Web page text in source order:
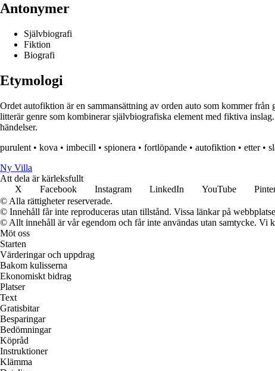
Antonymer
Självbiografi
Fiktion
Biografi
Etymologi
Ordet autofiktion är en sammansättning av orden auto som kommer
litterär genre som kombinerar självbiografiska element med fiktiva
händelser.
purulent • kova • imbecill • spionera • fortlöpande • autofiktion • etter•
Ny Villa
Att dela är kärleksfullt
X
Facebook Instagram LinkedIn YouTube
© Alla rättigheter reserverade.
© Innehåll får inte reproduceras utan tillstånd. Vissa länkar på
© Allt innehåll är vår egendom och får inte användas utan samtycke.
Möt oss
Starten
Värderingar och uppdrag
Bakom kulisserna
Ekonomiskt bidrag
Platser
Text
Gratisbitar
Besparingar
Bedömningar
Köpråd
Instruktioner
Klämma